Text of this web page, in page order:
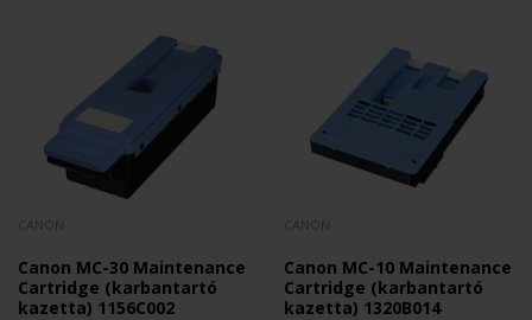
Canon MC-30 Maintenance
Cartridge (karbantartó
kazetta) 1156C002
Canon MC-10 Maintenance
Cartridge (karbantartó
kazetta) 1320B014